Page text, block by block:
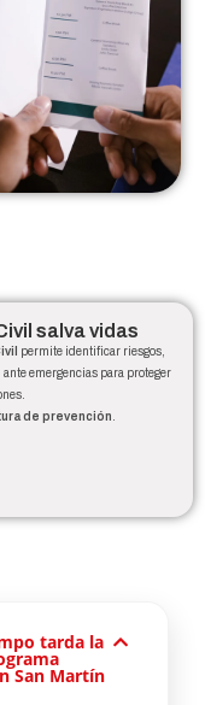
salva vidas
permite identificar riesgos,
emergencias para proteger
de prevención
tarda la
San Martín